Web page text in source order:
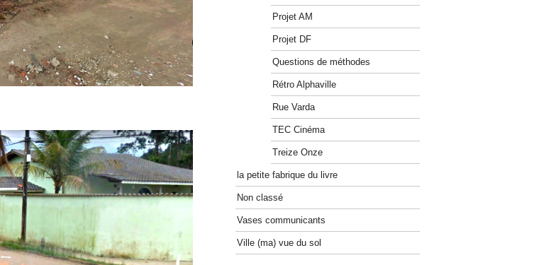
Projet AM
Projet DF
Questions de méthodes
Rétro Alphaville
Rue Varda
TEC Cinéma
Treize Onze
la petite fabrique du livre
Non classé
Vases communicants
Ville (ma) vue du sol